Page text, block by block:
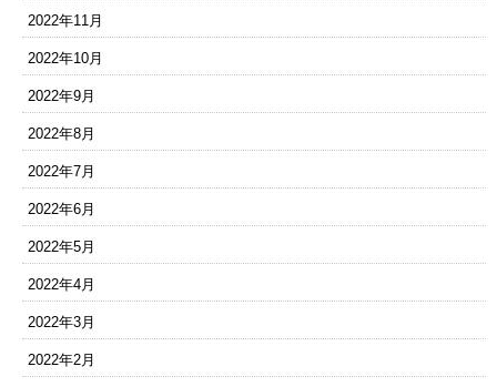
2022年11月
2022年10月
2022年9月
2022年8月
2022年7月
2022年6月
2022年5月
2022年4月
2022年3月
2022年2月